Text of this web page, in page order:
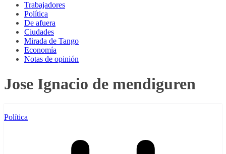
Trabajadores
Política
De afuera
Ciudades
Mirada de Tango
Economía
Notas de opinión
Jose Ignacio de mendiguren
Política